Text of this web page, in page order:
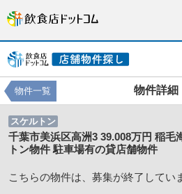
物件詳細
物件一覧
スケルトン
千葉市美浜区高洲3 39.008万円 稲毛
トン物件 駐車場有の貸店舗物件
こちらの物件は、募集が終了してい